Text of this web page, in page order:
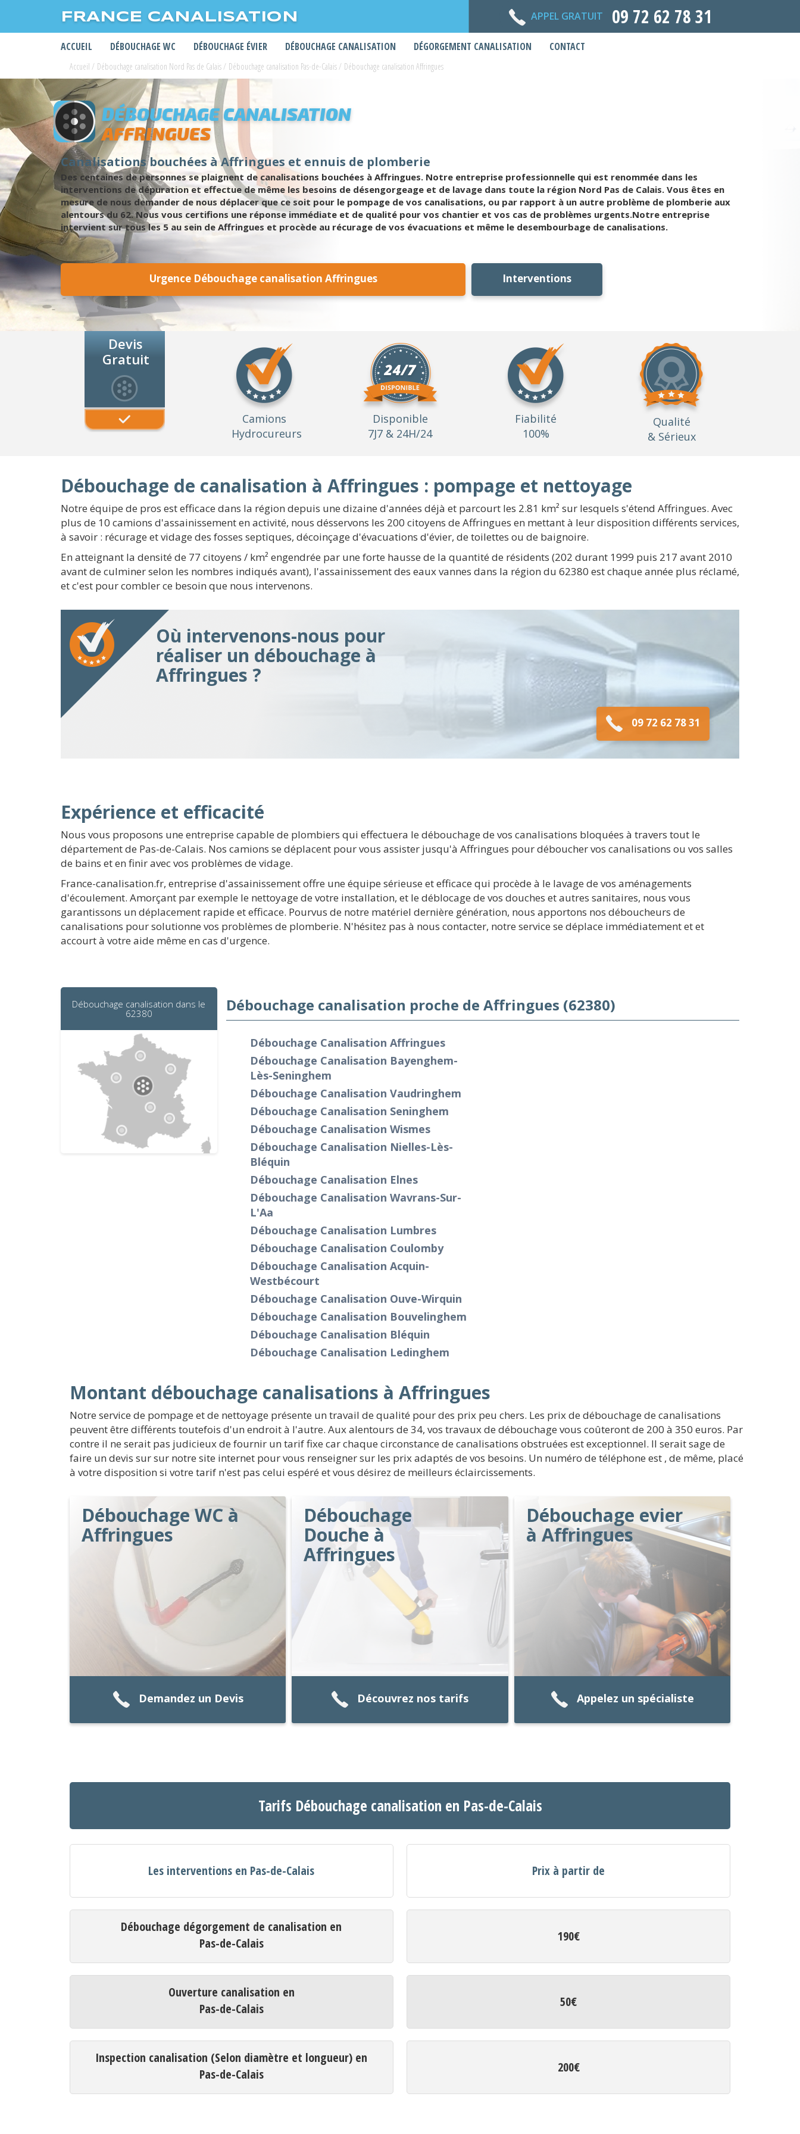
FRANCE CANALISATION APPEL GRATUIT 09 72 62 78 31
ACCUEIL DÉBOUCHAGE WC DÉBOUCHAGE ÉVIER DÉBOUCHAGE CANALISATION DÉGORGEMENT CANALISATION CONTACT
Accueil / Débouchage canalisation Nord Pas de Calais/ Débouchage canalisation Pas-de-Calais/ Débouchage canalisation Affringues
DÉBOUCHAGE CANALISATION
AFFRINGUES
Canalisations bouchées à Affringues et ennuis de plomberie
Des centaines de personnes se plaignent de canalisations bouchées à Affringues. Notre entreprise professionnelle qui est renommée dans les
interventions de dépuration et effectue de même les besoins de désengorgeage et de lavage dans toute la région Nord Pas de Calais. Vous êtes en
mesure de nous demander de nous déplacer que ce soit pour le pompage de vos canalisations, ou par rapport à un autre problème de plomberie aux
alentours du 62. Nous vous certifions une réponse immédiate et de qualité pour vos chantier et vos cas de problèmes urgents.Notre entreprise
intervient sur tous les 5 au sein de Affringues et procède au récurage de vos évacuations et même le desembourbage de canalisations.
Urgence Débouchage canalisation Affringues Interventions
Devis
Gratuit
Camions
Hydrocureurs
Disponible
7J7 & 24H/24
Fiabilité
100%
Qualité
& Sérieux
Débouchage de canalisation à Affringues : pompage et nettoyage
Notre équipe de pros est efficace dans la région depuis une dizaine d'années déjà et parcourt les 2.81 km² sur lesquels s'étend Affringues. Avec
plus de 10 camions d'assainissement en activité, nous désservons les 200 citoyens de Affringues en mettant à leur disposition différents services,
à savoir : récurage et vidage des fosses septiques, décoinçage d'évacuations d'évier, de toilettes ou de baignoire.
En atteignant la densité de 77 citoyens / km² engendrée par une forte hausse de la quantité de résidents (202 durant 1999 puis 217 avant 2010
avant de culminer selon les nombres indiqués avant), l'assainissement des eaux vannes dans la région du 62380 est chaque année plus réclamé,
et c'est pour combler ce besoin que nous intervenons.
Où intervenons-nous pour
réaliser un débouchage à
Affringues ?
09 72 62 78 31
Expérience et efficacité
Nous vous proposons une entreprise capable de plombiers qui effectuera le débouchage de vos canalisations bloquées à travers tout le
département de Pas-de-Calais. Nos camions se déplacent pour vous assister jusqu'à Affringues pour déboucher vos canalisations ou vos salles
de bains et en finir avec vos problèmes de vidage.
France-canalisation.fr, entreprise d'assainissement offre une équipe sérieuse et efficace qui procède à le lavage de vos aménagements
d'écoulement. Amorçant par exemple le nettoyage de votre installation, et le déblocage de vos douches et autres sanitaires, nous vous
garantissons un déplacement rapide et efficace. Pourvus de notre matériel dernière génération, nous apportons nos déboucheurs de
canalisations pour solutionne vos problèmes de plomberie. N'hésitez pas à nous contacter, notre service se déplace immédiatement et et
accourt à votre aide même en cas d'urgence.
Débouchage canalisation dans le
62380
Débouchage canalisation proche de Affringues (62380)
Débouchage Canalisation Affringues
Débouchage Canalisation Bayenghem-
Lès-Seninghem
Débouchage Canalisation Vaudringhem
Débouchage Canalisation Seninghem
Débouchage Canalisation Wismes
Débouchage Canalisation Nielles-Lès-
Bléquin
Débouchage Canalisation Elnes
Débouchage Canalisation Wavrans-Sur-
L'Aa
Débouchage Canalisation Lumbres
Débouchage Canalisation Coulomby
Débouchage Canalisation Acquin-
Westbécourt
Débouchage Canalisation Ouve-Wirquin
Débouchage Canalisation Bouvelinghem
Débouchage Canalisation Bléquin
Débouchage Canalisation Ledinghem
Montant débouchage canalisations à Affringues
Notre service de pompage et de nettoyage présente un travail de qualité pour des prix peu chers. Les prix de débouchage de canalisations
peuvent être différents toutefois d'un endroit à l'autre. Aux alentours de 34, vos travaux de débouchage vous coûteront de 200 à 350 euros. Par
contre il ne serait pas judicieux de fournir un tarif fixe car chaque circonstance de canalisations obstruées est exceptionnel. Il serait sage de
faire un devis sur sur notre site internet pour vous renseigner sur les prix adaptés de vos besoins. Un numéro de téléphone est , de même, placé
à votre disposition si votre tarif n'est pas celui espéré et vous désirez de meilleurs éclaircissements.
Débouchage WC à
Affringues
Demandez un Devis
Débouchage
Douche à
Affringues
Découvrez nos tarifs
Débouchage evier
à Affringues
Appelez un spécialiste
Tarifs Débouchage canalisation en Pas-de-Calais
Les interventions en Pas-de-Calais Prix à partir de
Débouchage dégorgement de canalisation en
Pas-de-Calais
190€
Ouverture canalisation en
Pas-de-Calais
50€
Inspection canalisation (Selon diamètre et longueur) en
Pas-de-Calais
200€